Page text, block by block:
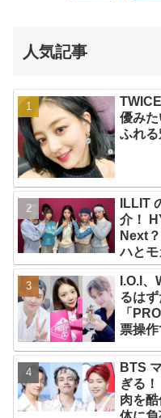
人気記事
優み
ふれ
ILLIT
介！
Next
ハと
プ！
なり
I.O.I
るは
「
票操
BTS
ぎる
肉を